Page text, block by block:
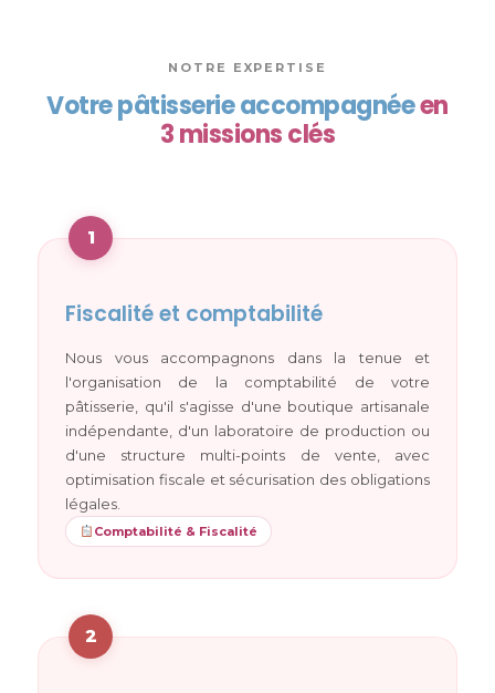
NOTRE EXPERTISE
Votre pâtisserie accompagnéeen
3 missions clés
1
Fiscalité et comptabilité
Nous vous accompagnons dans la tenue et
l'organisation de la comptabilité de votre
pâtisserie, qu'il s'agisse d'une boutique artisanale
indépendante, d'un laboratoire de production ou
d'une structure multi-points de vente, avec
optimisation fiscale et sécurisation des obligations
légales.
Comptabilité & Fiscalité
2